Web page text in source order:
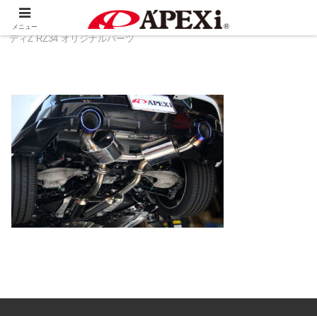
製品情報 その他
NISSAN フェアレ
ディZ RZ34 オリジナルパーツ
メニュー